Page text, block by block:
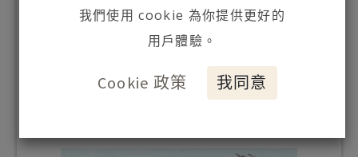
我們使用 cookie 為你提供更好的
用戶體驗。
Cookie 政策 我同意